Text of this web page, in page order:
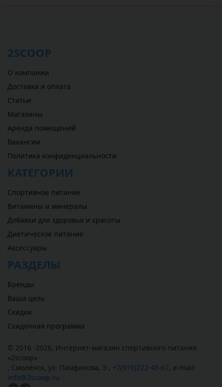
2SCOOP
О компании
Доставка и оплата
Статьи
Магазины
Аренда помещений
Вакансии
Политика конфиденциальности
КАТЕГОРИИ
Спортивное питание
Витамины и минералы
Добавки для здоровья и красоты
Диетическое питание
Аксессуары
РАЗДЕЛЫ
Бренды
Ваша цель
Скидки
Скидочная программа
© 2016 -2026, Интернет-магазин спортивного питания
«2scoop»
, Смоленск, ул. Памфилова, 5 , +7(910)722-45-67, e-mail:
info@2scoop.ru